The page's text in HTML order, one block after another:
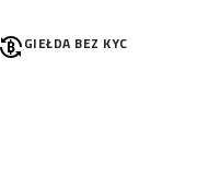
GIEŁDA BEZ KYC